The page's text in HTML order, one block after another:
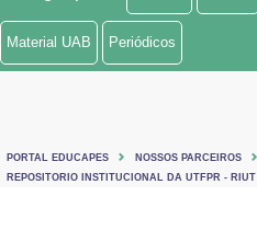
Ministério de Minas e Energia
Ministério do Turismo
Material UAB Periódicos
PORTAL EDUCAPES
NOSSOS PARCEIROS
REPOSITORIO INSTITUCIONAL DA UTFPR - RIUT